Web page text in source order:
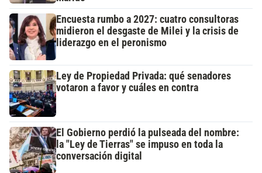
Encuesta rumbo a 2027: cuatro consultoras
midieron el desgaste de Milei y la crisis de
liderazgo en el peronismo
Ley de Propiedad Privada: qué senadores
votaron a favor y cuáles en contra
El Gobierno perdió la pulseada del nombre:
la "Ley de Tierras" se impuso en toda la
conversación digital